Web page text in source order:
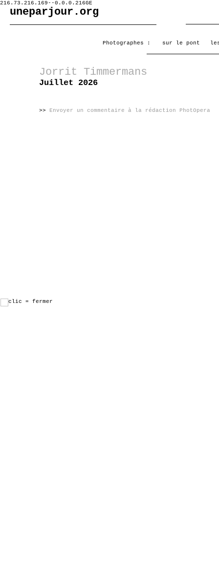
216.73.216.169--0.0.0.216GE
uneparjour.org
Photographes : sur le pont
Jorrit Timmermans
Juillet 2026
>> Envoyer un commentaire à la rédaction PhotOpera